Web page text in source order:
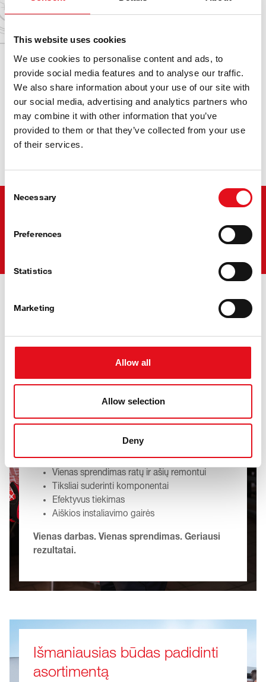
This website uses cookies
We use cookies to personalise content and ads, to
provide social media features and to analyse our traffic.
We also share information about your use of our site with
our social media, advertising and analytics partners who
may combine it with other information that you’ve
provided to them or that they’ve collected from your use
of their services.
Consent
Selection
Necessary
Preferences
Statistics
Marketing
Allow all
Allow selection
Deny
6 000
Dalys
sunkvežimiams.
Harmoninga darna
Vienas prekės ženklas.
Vienas sprendimas.
Privalumai
Sukurta tikram remonto
dirbtuvių gyvenimui
kategorijas – koks palengvėjimas rasti juos visus iš
vieno patikimo prekės ženklo, visi jie atitinka OE
Vienas sprendimas ratų ir ašių remontui
Tiksliai suderinti komponentai
Efektyvus tiekimas
Aiškios instaliavimo gairės
Vienas darbas. Vienas sprendimas. Geriausi
rezultatai.
Išmaniausias būdas padidinti
asortimentą